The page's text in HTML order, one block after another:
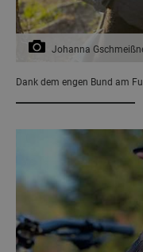
Johanna
Dank dem engen Bund am